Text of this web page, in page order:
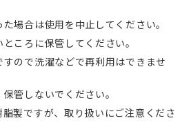
場合は使用を中止してください。
ころに保管してください。
ので洗濯などで再利用はできませ
管しないでください。
製ですが、取り扱いにご注意くださ